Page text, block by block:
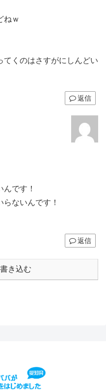
ねｗ
てくのはさすがにしんどい
返信
です！
ないんです！
返信
き込む